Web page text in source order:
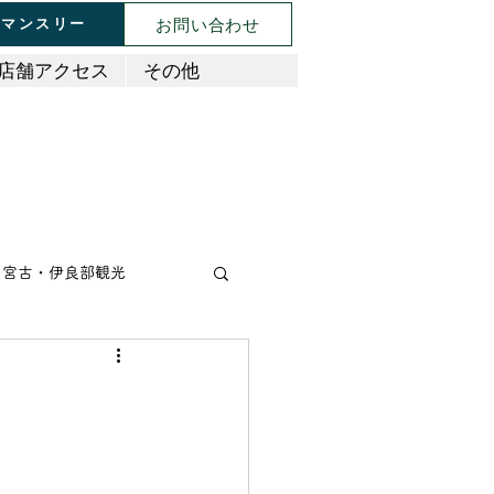
マンスリー お問い合わせ
舗アクセス その他
宮古・伊良部観光
肉料理